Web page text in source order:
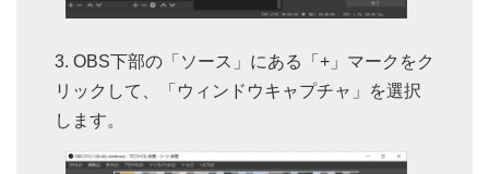
OBS下部の「ソース」にある「+」マークをク
リックして、「ウィンドウキャプチャ」を選択
します。